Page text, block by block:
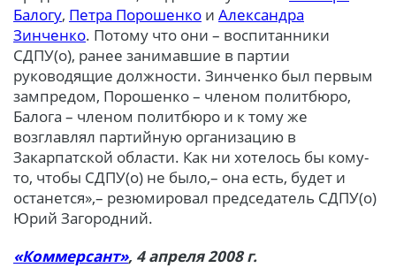
Балогу, Петра Порошенко и Александра
Зинченко. Потому что они – воспитанники
СДПУ(о), ранее занимавшие в партии
руководящие должности. Зинченко был первым
зампредом, Порошенко – членом политбюро,
Балога – членом политбюро и к тому же
возглавлял партийную организацию в
Закарпатской области. Как ни хотелось бы кому-
то, чтобы СДПУ(о) не было,– она есть, будет и
останется»,– резюмировал председатель СДПУ(о)
Юрий Загородний.
«Коммерсант», 4 апреля 2008 г.